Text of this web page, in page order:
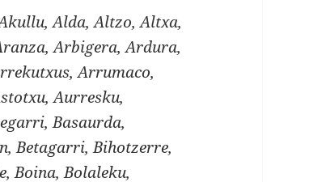
Alda, Altzo, Altxa,
Arbigera, Ardura,
Arrumaco,
Aurresku,
Basaurda,
Betagarri, Bihotzerre,
Boina, Bolaleku,